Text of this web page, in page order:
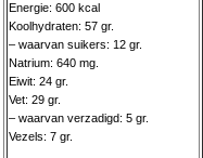
Energie: 600 kcal
Koolhydraten: 57 gr.
– waarvan suikers: 12 gr.
Natrium: 640 mg.
Eiwit: 24 gr.
Vet: 29 gr.
– waarvan verzadigd: 5 gr.
Vezels: 7 gr.